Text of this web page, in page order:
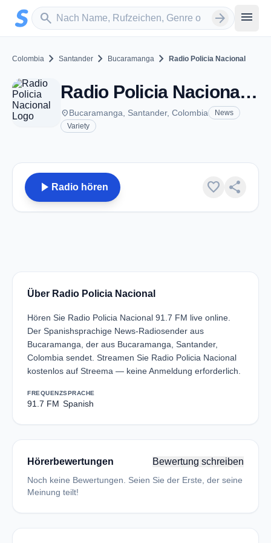
Zum Hauptinhalt springen
search
Sender suchen arrow_forward menu
Colombia chevron_right Santander chevron_right Bucaramanga chevron_right Radio Policia Nacional
Radio Policia Nacional - FM 91.7 - Bucaramanga
placeBucaramanga, Santander, Colombia
News
Variety
play_arrow Radio hören favorite share
Über Radio Policia Nacional
Hören Sie Radio Policia Nacional 91.7 FM live online.
Der Spanishsprachige News-Radiosender aus
Bucaramanga, der aus Bucaramanga, Santander,
Colombia sendet. Streamen Sie Radio Policia Nacional
kostenlos auf Streema — keine Anmeldung erforderlich.
FREQUENZ
91.7 FM
SPRACHE
Spanish
Hörerbewertungen Bewertung schreiben
Noch keine Bewertungen. Seien Sie der Erste, der seine
Meinung teilt!